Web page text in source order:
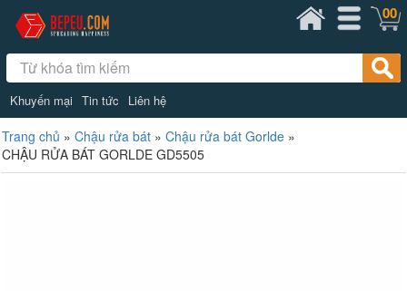
Khuyến mại Tin tức Liên hệ
00
Trang chủ » Chậu rửa bát » Chậu rửa bát Gorlde »
CHẬU RỬA BÁT GORLDE GD5505